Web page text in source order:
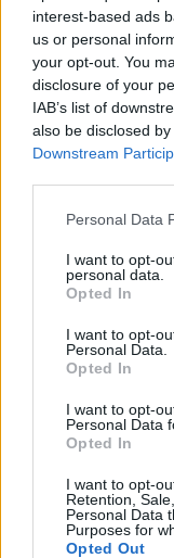
interest-based ads
us or personal
your opt-out. You
disclosure of your
IAB’s list of
also be disclosed
Downstream
Personal Data
I want to opt-
personal data.
Opted In
I want to opt-
Personal Data.
Opted In
I want to opt-
Personal Data
Opted In
I want to opt-
Retention,
Personal Data
Purposes for
Opted Out
Άνοια: Ποια είναι
εγκέφαλο
8 Αυγούστου, 2026
Η προϋπόθεση
8 Αυγούστου, 2026
Κεφαλά
8 Αυγούστου, 2026
TRENDING
ΑΠΑΤΗΤΕΣ
ΠΥΡΚΑΓΙΕΣ